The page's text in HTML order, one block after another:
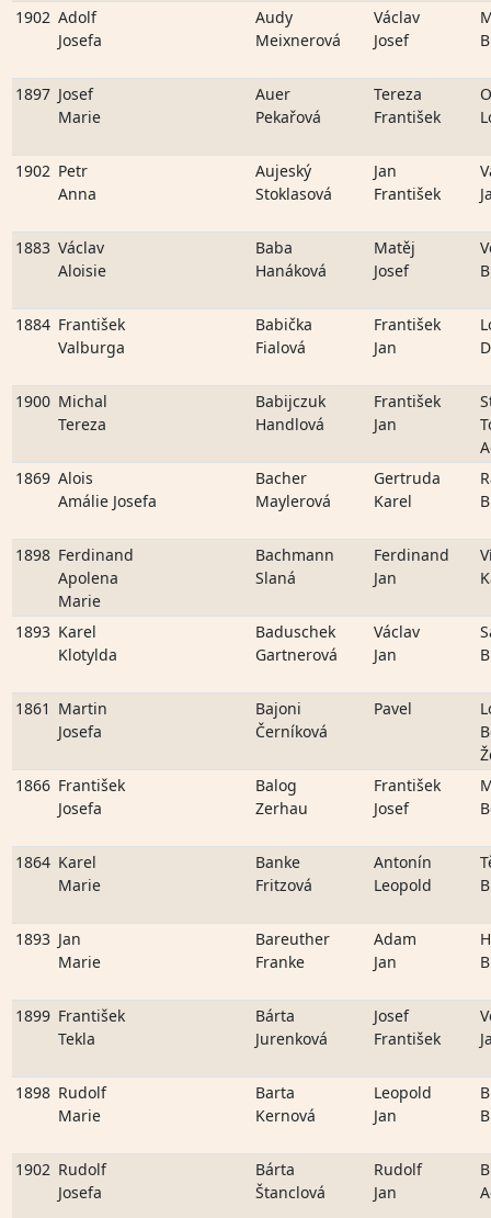
1902 Adolf
Josefa
Audy
Meixnerová
Václav
Josef
1897 Josef
Marie
Auer
Pekařová
Tereza
František
1902 Petr
Anna
Aujeský
Stoklasová
Jan
František
1883 Václav
Aloisie
Baba
Hanáková
Matěj
Josef
1884 František
Valburga
Babička
Fialová
František
Jan
1900 Michal
Tereza
Babijczuk
Handlová
František
Jan
1869 Alois
Amálie Josefa
Bacher
Maylerová
Gertruda
Karel
1898 Ferdinand
Apolena
Marie
Bachmann
Slaná
Ferdinand
Jan
1893 Karel
Klotylda
Baduschek
Gartnerová
Václav
Jan
1861 Martin
Josefa
Bajoni
Černíková
Pavel
1866 František
Josefa
Balog
Zerhau
František
Josef
1864 Karel
Marie
Banke
Fritzová
Antonín
Leopold
1893 Jan
Marie
Bareuther
Franke
Adam
Jan
1899 František
Tekla
Bárta
Jurenková
Josef
František
1898 Rudolf
Marie
Barta
Kernová
Leopold
Jan
1902 Rudolf
Josefa
Bárta
Štanclová
Rudolf
Jan